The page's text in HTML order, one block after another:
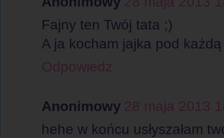
Fajny ten Twój tata ;)
A ja kocham jajka pod
Odpowiedz
Anonimowy 28 maja 2013
hehe w końcu usłyszałam